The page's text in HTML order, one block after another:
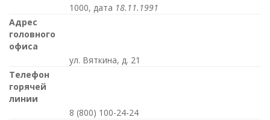
1000, дата 18.11.1991
Адрес
головного
офиса
ул. Вяткина, д. 21
Телефон
горячей
линии
8 (800) 100-24-24